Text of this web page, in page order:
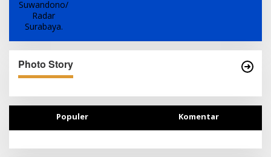
Photo Story
Populer Komentar